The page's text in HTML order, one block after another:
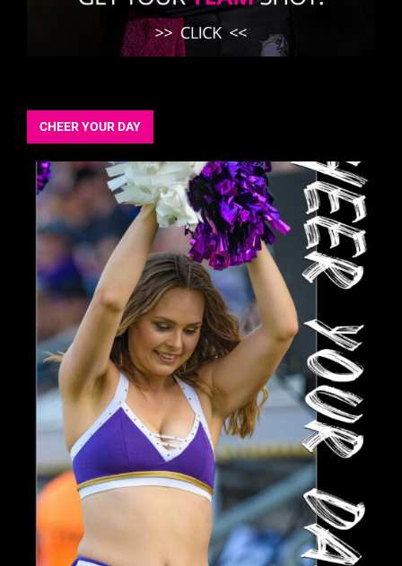
CHEER YOUR DAY